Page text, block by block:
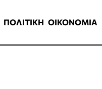
ΠΟΛΙΤΙΚΗ ΟΙΚΟΝΟΜΙΑ